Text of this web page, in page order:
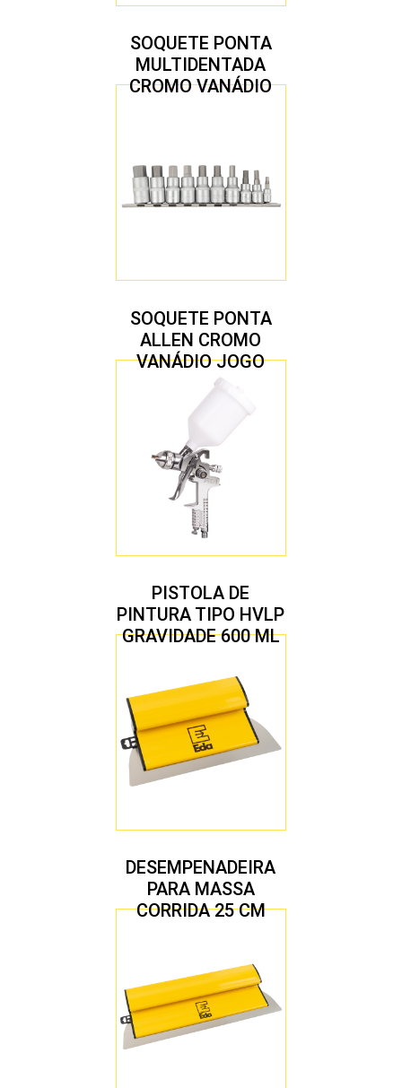
SOQUETE PONTA
MULTIDENTADA
CROMO VANÁDIO
SOQUETE PONTA
ALLEN CROMO
VANÁDIO JOGO
COM 10 PEÇAS
PISTOLA DE
PINTURA TIPO HVLP
GRAVIDADE 600 ML
1,7 MM
DESEMPENADEIRA
PARA MASSA
CORRIDA 25 CM